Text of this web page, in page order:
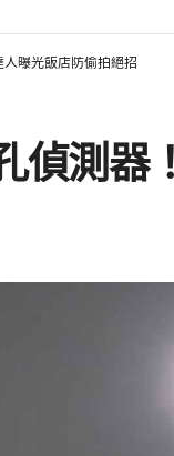
曝光飯店防偷拍絕招
偵測器